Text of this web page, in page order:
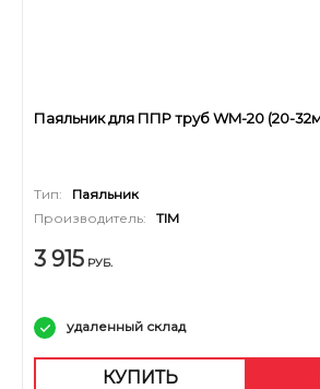
Паяльник для ППР труб WM-20 (20-
Тип:
Паяльник
Производитель:
TIM
3 915 РУБ.
удаленный склад
КУПИТЬ